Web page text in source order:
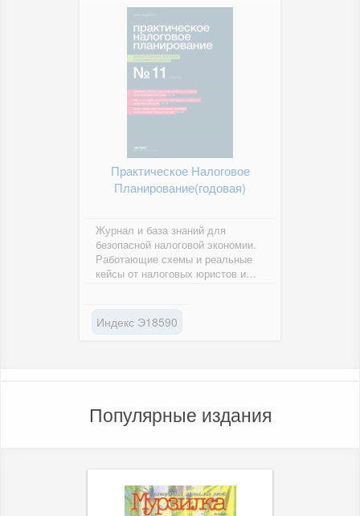
Практическое Налоговое
Планирование(годовая)
Журнал и база знаний для
безопасной налоговой экономии.
Работающие схемы и реальные
кейсы от налоговых юристов и
Индекс Э18590
Популярные издания